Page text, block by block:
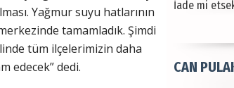
Yağmur suyu hatlarının
tamamladık. Şimdi
tüm ilçelerimizin daha
edecek” dedi.
İade mi
CAN